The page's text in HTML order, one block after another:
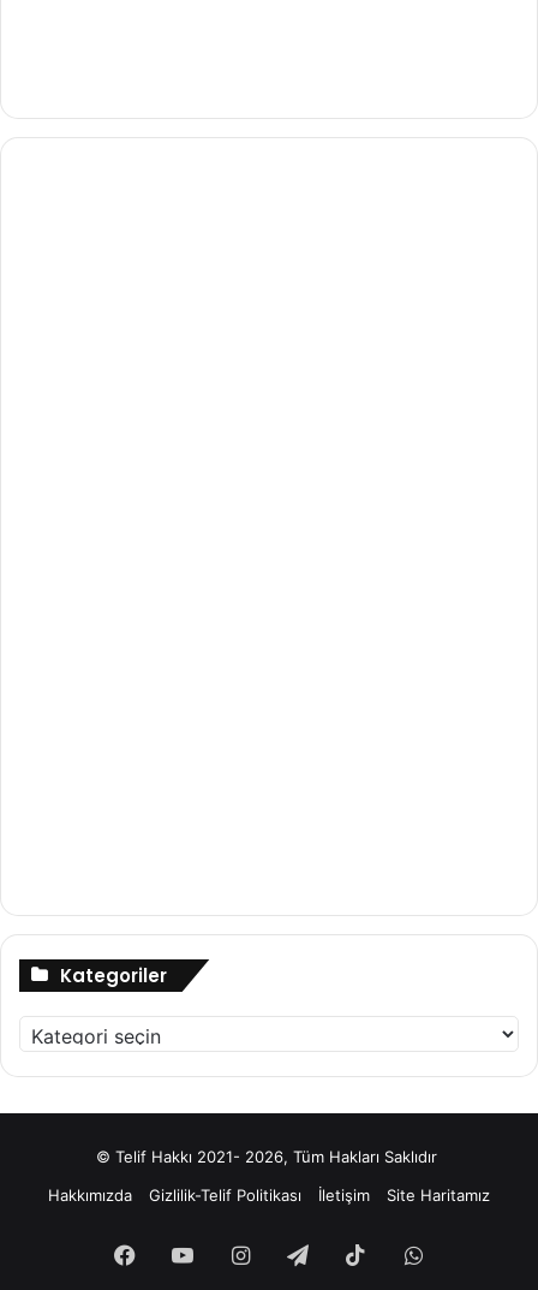
Kategoriler
Kategoriler
© Telif Hakkı 2021- 2026, Tüm Hakları Saklıdır
Hakkımızda
Gizlilik-Telif Politikası İletişim Site Haritamız
Facebook
YouTubeInstagram
TelegramTikTokWhatsApp